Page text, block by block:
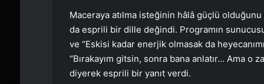
Maceraya atılma isteğinin hâlâ güçlü
da esprili bir dille değindi. Programın
ve “Eskisi kadar enerjik olmasak da
“Bırakayım gitsin, sonra bana anlatır… Ama o
diyerek esprili bir yanıt verdi.